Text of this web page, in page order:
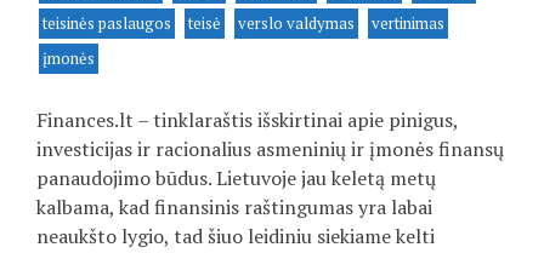
teisinės paslaugos
teisė verslo valdymas
vertinimas
įmonės
Finances.lt – tinklaraštis išskirtinai apie pinigus,
investicijas ir racionalius asmeninių ir įmonės finansų
panaudojimo būdus. Lietuvoje jau keletą metų
kalbama, kad finansinis raštingumas yra labai
neaukšto lygio, tad šiuo leidiniu siekiame kelti